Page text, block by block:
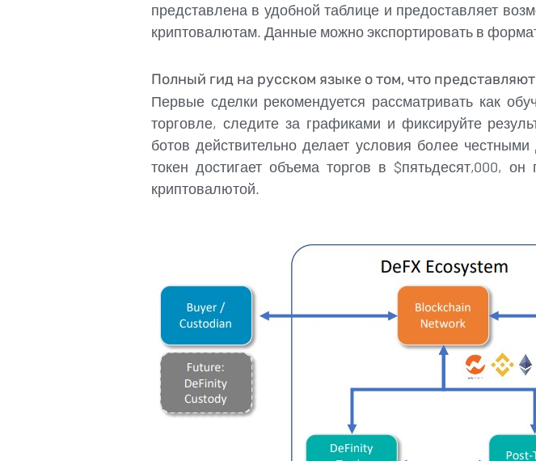
представлена в удобной таблице и предоставляет
криптовалютам. Данные можно экспортировать в
Полный гид на русском языке о том, что
Первые сделки рекомендуется рассматривать как
торговле, следите за графиками и фиксируйте
ботов действительно делает условия более
токен достигает объема торгов в $пятьдесят,000,
криптовалютой.